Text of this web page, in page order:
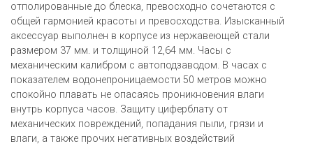
отполированные до блеска, превосходно сочетаются с
общей гармонией красоты и превосходства. Изысканный
аксессуар выполнен в корпусе из нержавеющей стали
размером 37 мм. и толщиной 12,64 мм. Часы с
механическим калибром с автоподзаводом. В часах с
показателем водонепроницаемости 50 метров можно
спокойно плавать не опасаясь проникновения влаги
внутрь корпуса часов. Защиту циферблату от
механических повреждений, попадания пыли, грязи и
влаги, а также прочих негативных воздействий